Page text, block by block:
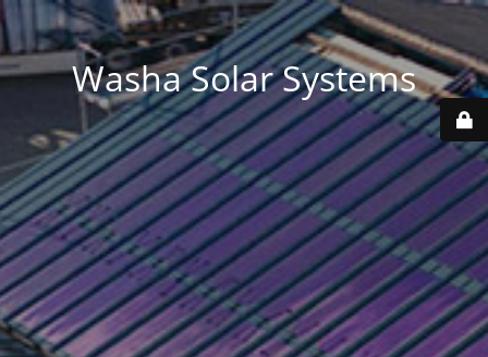
Washa Solar Systems